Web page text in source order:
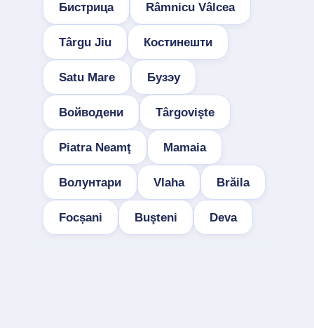
Бистрица Râmnicu Vâlcea
Târgu Jiu Костинешти
Satu Mare Бузэу
Войводени Târgovişte
Piatra Neamţ Mamaia
Волунтари Vlaha Brăila
Focșani Buşteni Deva